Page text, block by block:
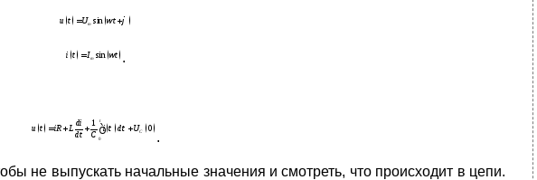
.
.
не выпускать начальные значения и смотреть, что происходит в цепи.